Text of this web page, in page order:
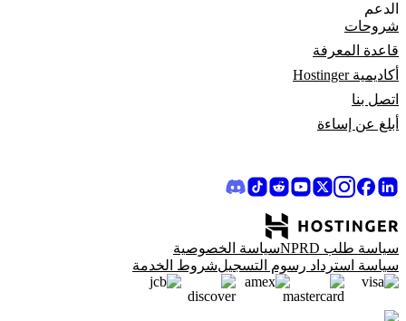
الدعم
شروحات
قاعدة المعرفة
أكاديمية Hostinger
اتصل بنا
أبلغ عن إساءة
سياسة طلب NPRD
سياسة الخصوصية
سياسة استرداد رسوم التسجيلشروط الخدمة